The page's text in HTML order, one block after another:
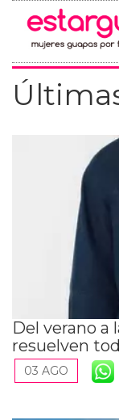
Del verano a
resuelven
03 AGO